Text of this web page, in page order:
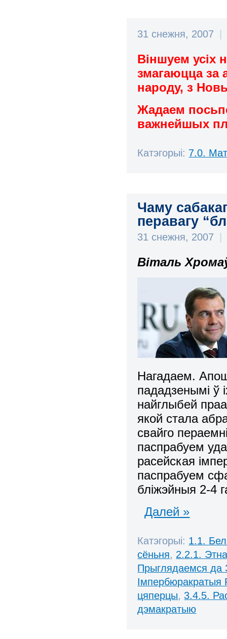
31 снежня, 2007
Віншуем усіх
змагаюцца за
народу, з
Жадаем
важнейшых
Катэгорыі: 7.0.
Чаму
перавагу
31 снежня, 2007
Віталь
Нагадаем.
пададзенымі ў
найглыбей
якой стала
свайго
паспрабуем
расейская
паспрабуем
бліжэйныя 2-4
Далей »
Катэгорыі: 1.1.
сёньня, 2.2.1.
Прыглядаемся да
Імпербюракратыя
цяперцы, 3.4.5.
дэмакратыю